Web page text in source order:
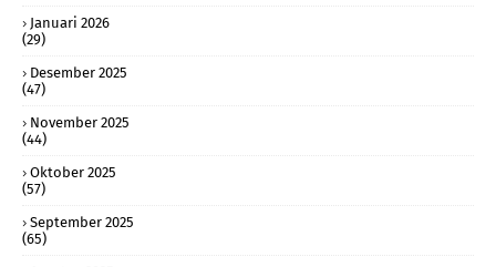
Januari 2026
(29)
Desember 2025
(47)
November 2025
(44)
Oktober 2025
(57)
September 2025
(65)